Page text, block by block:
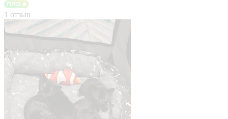
1 отзыв